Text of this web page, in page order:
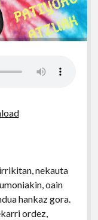
nekauta
oain
hankaz gora.
ordez,